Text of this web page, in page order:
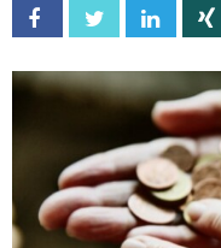
Facebook Twitter Linkedin